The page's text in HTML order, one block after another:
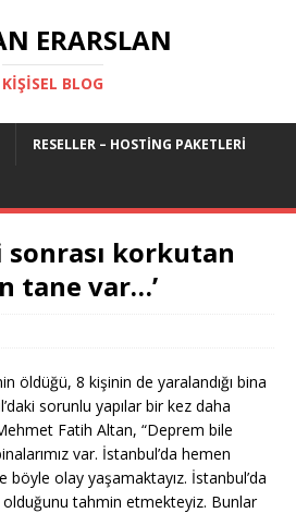
ERARSLAN
KIŞISEL BLOG
RESELLER – HOSTING PAKETLERI
sonrası korkutan
tane var…’
öldüğü, 8 kişinin de yaralandığı bina
sorunlu yapılar bir kez daha
Fatih Altan, “Deprem bile
var. İstanbul’da hemen
olay yaşamaktayız. İstanbul’da
olduğunu tahmin etmekteyiz. Bunlar